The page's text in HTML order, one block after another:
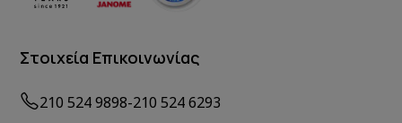
Στοιχεία Επικοινωνίας
210 524 9898-210 524 6293